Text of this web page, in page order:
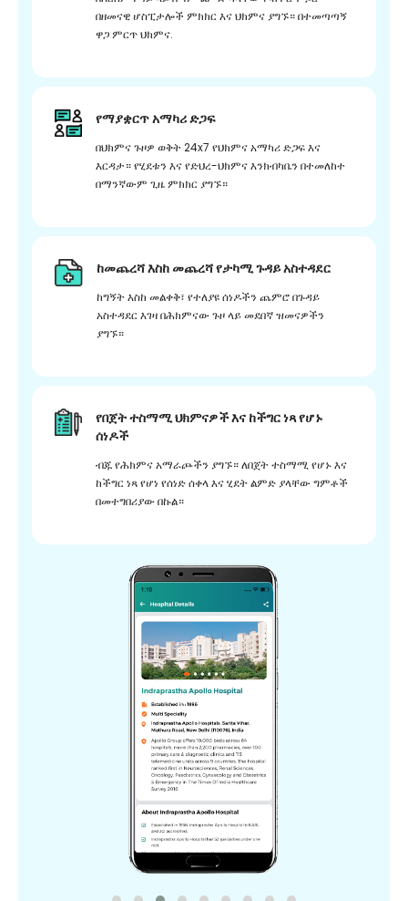
በዘመናዊ ሆስፒታሎች ምክክር እና ህክምና ያግኙ። በተመጣጣኝ
ዋጋ ምርጥ ህክምና.
የማያቋርጥ አማካሪ ድጋፍ
በህክምና ጉዞዎ ወቅት 24x7 የህክምና አማካሪ ድጋፍ እና
እርዳታ። የሂደቱን እና የድህረ-ህክምና እንክብካቤን በተመለከተ
በማንኛውም ጊዜ ምክክር ያግኙ።
ከመጨረሻ እስከ መጨረሻ የታካሚ ጉዳይ አስተዳደር
ከግኝት እስከ መልቀቅ፣ የተለያዩ ሰነዶችን ጨምሮ በጉዳይ
አስተዳደር እገዛ በሕክምናው ጉዞ ላይ መደበኛ ዝመናዎችን
ያግኙ።
የበጀት ተስማሚ ህክምናዎች እና ከችግር ነጻ የሆኑ
ሰነዶች
ብጁ የሕክምና አማራጮችን ያግኙ። ለበጀት ተስማሚ የሆኑ እና
ከችግር ነጻ የሆነ የሰነድ ሰቀላ እና ሂደት ልምድ ያላቸው ግምቶች
በመተግበሪያው በኩል።